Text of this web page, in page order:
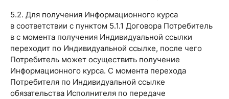
5.2. Для получения Информационного курса
в соответствии с пунктом 5.1.1 Договора Потребитель
в с момента получения Индивидуальной ссылки
переходит по Индивидуальной ссылке, после чего
Потребитель может осуществить получение
Информационного курса. С момента перехода
Потребителя по Индивидуальной ссылке
обязательства Исполнителя по передаче